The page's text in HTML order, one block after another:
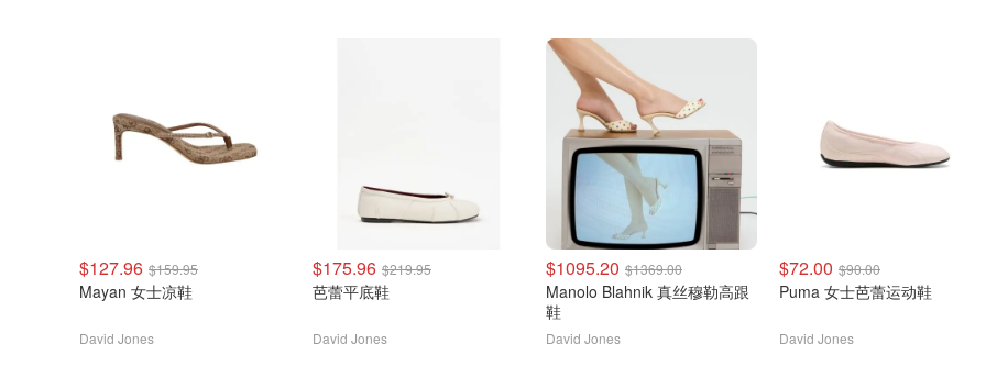
$127.96 $159.95
Mayan 女士凉鞋
David Jones
$175.96 $219.95
芭蕾平底鞋
David Jones
$1095.20 $1369.00
Manolo Blahnik 真丝穆勒高跟
鞋
David Jones
$72.00 $90.00
Puma 女士芭蕾运动鞋
David Jones